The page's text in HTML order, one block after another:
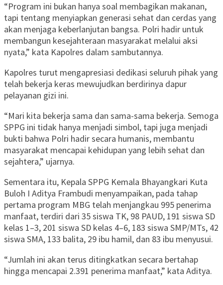
“Program ini bukan hanya soal membagikan makanan,
tapi tentang menyiapkan generasi sehat dan cerdas yang
akan menjaga keberlanjutan bangsa. Polri hadir untuk
membangun kesejahteraan masyarakat melalui aksi
nyata,” kata Kapolres dalam sambutannya.
Kapolres turut mengapresiasi dedikasi seluruh pihak yang
telah bekerja keras mewujudkan berdirinya dapur
pelayanan gizi ini.
“Mari kita bekerja sama dan sama-sama bekerja. Semoga
SPPG ini tidak hanya menjadi simbol, tapi juga menjadi
bukti bahwa Polri hadir secara humanis, membantu
masyarakat mencapai kehidupan yang lebih sehat dan
sejahtera,” ujarnya.
Sementara itu, Kepala SPPG Kemala Bhayangkari Kuta
Buloh I Aditya Frambudi menyampaikan, pada tahap
pertama program MBG telah menjangkau 995 penerima
manfaat, terdiri dari 35 siswa TK, 98 PAUD, 191 siswa SD
kelas 1–3, 201 siswa SD kelas 4–6, 183 siswa SMP/MTs, 42
siswa SMA, 133 balita, 29 ibu hamil, dan 83 ibu menyusui.
“Jumlah ini akan terus ditingkatkan secara bertahap
hingga mencapai 2.391 penerima manfaat,” kata Aditya.